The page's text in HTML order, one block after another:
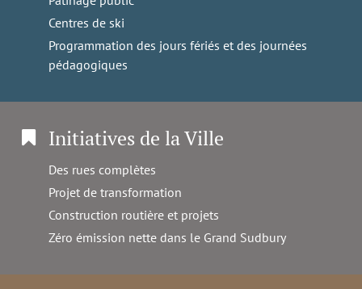
Centres de ski
Programmation des jours fériés et des journées
pédagogiques
Initiatives de la Ville
Des rues complètes
Projet de transformation
Construction routière et projets
Zéro émission nette dans le Grand Sudbury